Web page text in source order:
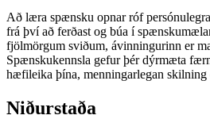
Að læra spænsku opnar róf
frá því að ferðast og búa í
fjölmörgum sviðum, ávinningurinn er
Spænskukennsla gefur þér dýrmæta
hæfileika þína, menningarlegan skilning
Niðurstaða